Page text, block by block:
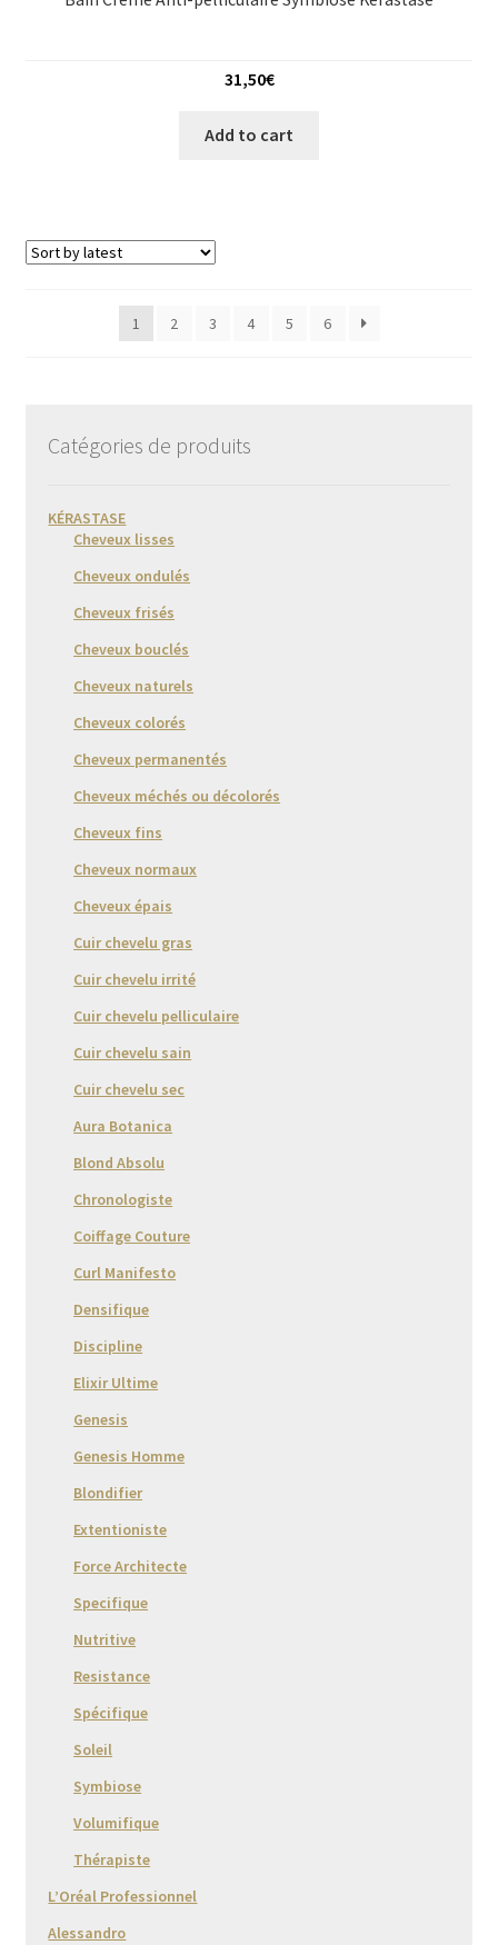
31,50€
Add to cart
1 2 3 4 5 6
Catégories de produits
KÉRASTASE
Cheveux lisses
Cheveux ondulés
Cheveux frisés
Cheveux bouclés
Cheveux naturels
Cheveux colorés
Cheveux permanentés
Cheveux méchés ou décolorés
Cheveux fins
Cheveux normaux
Cheveux épais
Cuir chevelu gras
Cuir chevelu irrité
Cuir chevelu pelliculaire
Cuir chevelu sain
Cuir chevelu sec
Aura Botanica
Blond Absolu
Chronologiste
Coiffage Couture
Curl Manifesto
Densifique
Discipline
Elixir Ultime
Genesis
Genesis Homme
Blondifier
Extentioniste
Force Architecte
Specifique
Nutritive
Resistance
Spécifique
Soleil
Symbiose
Volumifique
Thérapiste
L’Oréal Professionnel
Alessandro